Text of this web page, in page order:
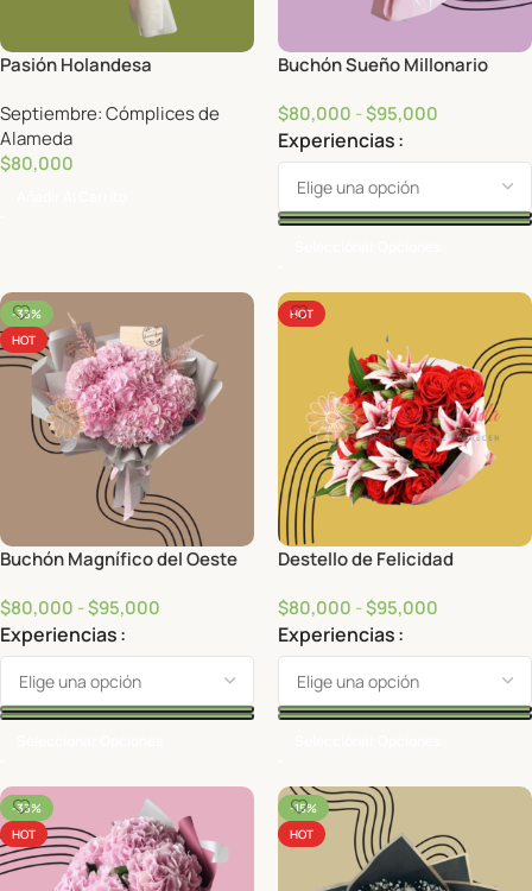
Pasión Holandesa
Septiembre: Cómplices de
Alameda
$80,000
Buchón Sueño Millonario
$80,000 -$95,000
Experiencias
-33%
HOT
Buchón Magnífico del Oeste
$80,000 -$95,000
Experiencias
HOT
Destello de Felicidad
$80,000 -$95,000
Experiencias
-33%
HOT
-15%
HOT